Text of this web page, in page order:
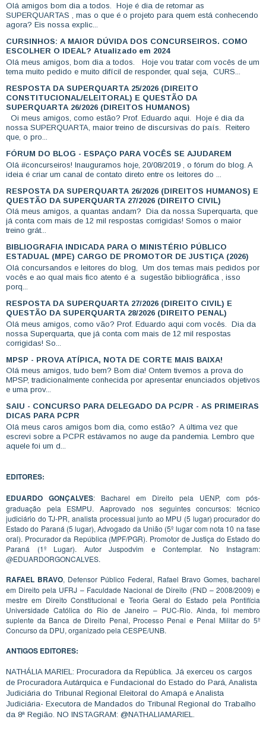
Olá amigos bom dia a todos. Hoje é dia de retomar as
SUPERQUARTAS , mas o que é o projeto para quem está conhecendo
agora? Eis nossa explic...
CURSINHOS: A MAIOR DÚVIDA DOS CONCURSEIROS. COMO
ESCOLHER O IDEAL? Atualizado em 2024
Olá meus amigos, bom dia a todos. Hoje vou tratar com vocês de um
tema muito pedido e muito difícil de responder, qual seja, CURS...
RESPOSTA DA SUPERQUARTA 25/2026 (DIREITO
CONSTITUCIONAL/ELEITORAL) E QUESTÃO DA
SUPERQUARTA 26/2026 (DIREITOS HUMANOS)
Oi meus amigos, como estão? Prof. Eduardo aqui. Hoje é dia da
nossa SUPERQUARTA, maior treino de discursivas do país. Reitero
que, o pro...
FÓRUM DO BLOG - ESPAÇO PARA VOCÊS SE AJUDAREM
Olá #concurseiros! Inauguramos hoje, 20/08/2019 , o fórum do blog. A
ideia é criar um canal de contato direto entre os leitores do ...
RESPOSTA DA SUPERQUARTA 26/2026 (DIREITOS HUMANOS) E
QUESTÃO DA SUPERQUARTA 27/2026 (DIREITO CIVIL)
Olá meus amigos, a quantas andam? Dia da nossa Superquarta, que
já conta com mais de 12 mil respostas corrigidas! Somos o maior
treino grát...
BIBLIOGRAFIA INDICADA PARA O MINISTÉRIO PÚBLICO
ESTADUAL (MPE) CARGO DE PROMOTOR DE JUSTIÇA (2026)
Olá concursandos e leitores do blog, Um dos temas mais pedidos por
vocês e ao qual mais fico atento é a sugestão bibliográfica , isso
porq...
RESPOSTA DA SUPERQUARTA 27/2026 (DIREITO CIVIL) E
QUESTÃO DA SUPERQUARTA 28/2026 (DIREITO PENAL)
Olá meus amigos, como vão? Prof. Eduardo aqui com vocês. Dia da
nossa Superquarta, que já conta com mais de 12 mil respostas
corrigidas! So...
MPSP - PROVA ATÍPICA, NOTA DE CORTE MAIS BAIXA!
Olá meus amigos, tudo bem? Bom dia! Ontem tivemos a prova do
MPSP, tradicionalmente conhecida por apresentar enunciados objetivos
e uma prov...
SAIU - CONCURSO PARA DELEGADO DA PC/PR - AS PRIMEIRAS
DICAS PARA PCPR
Olá meus caros amigos bom dia, como estão? A última vez que
escrevi sobre a PCPR estávamos no auge da pandemia. Lembro que
aquele foi um d...
EDITORES:
EDUARDO GONÇALVES: Bacharel em Direito pela UENP, com pós-
graduação pela ESMPU. Aaprovado nos seguintes concursos: técnico
judiciário do TJ-PR, analista processual junto ao MPU (5 lugar) procurador do
Estado do Paraná (5 lugar), Advogado da União (5º lugar com nota 10 na fase
oral). Procurador da República (MPF/PGR). Promotor de Justiça do Estado do
Paraná (1º Lugar). Autor Juspodvim e Contemplar. No Instagram:
@EDUARDORGONCALVES.
RAFAEL BRAVO, Defensor Público Federal, Rafael Bravo Gomes, bacharel
em Direito pela UFRJ – Faculdade Nacional de Direito (FND – 2008/2009) e
mestre em Direito Constitucional e Teoria Geral do Estado pela Pontifícia
Universidade Católica do Rio de Janeiro – PUC-Rio. Ainda, foi membro
suplente da Banca de Direito Penal, Processo Penal e Penal Militar do 5º
Concurso da DPU, organizado pela CESPE/UNB.
ANTIGOS EDITORES:
NATHÁLIA MARIEL: Procuradora da República. Já exerceu os cargos
de Procuradora Autárquica e Fundacional do Estado do Pará, Analista
Judiciária do Tribunal Regional Eleitoral do Amapá e Analista
Judiciária- Executora de Mandados do Tribunal Regional do Trabalho
da 8ª Região. NO INSTAGRAM: @NATHALIAMARIEL.